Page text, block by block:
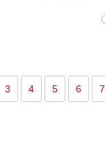
3 4 5 6 7